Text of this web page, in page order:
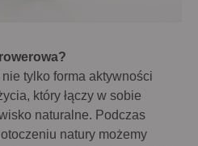
tylko forma aktywności
który łączy w sobie
naturalne. Podczas
natury możemy